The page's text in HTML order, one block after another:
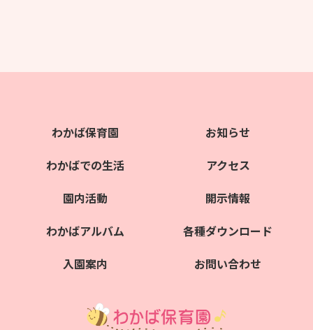
わかば保育園
わかばでの生活
園内活動
わかばアルバム
入園案内
お知らせ
アクセス
開示情報
各種ダウンロード
お問い合わせ